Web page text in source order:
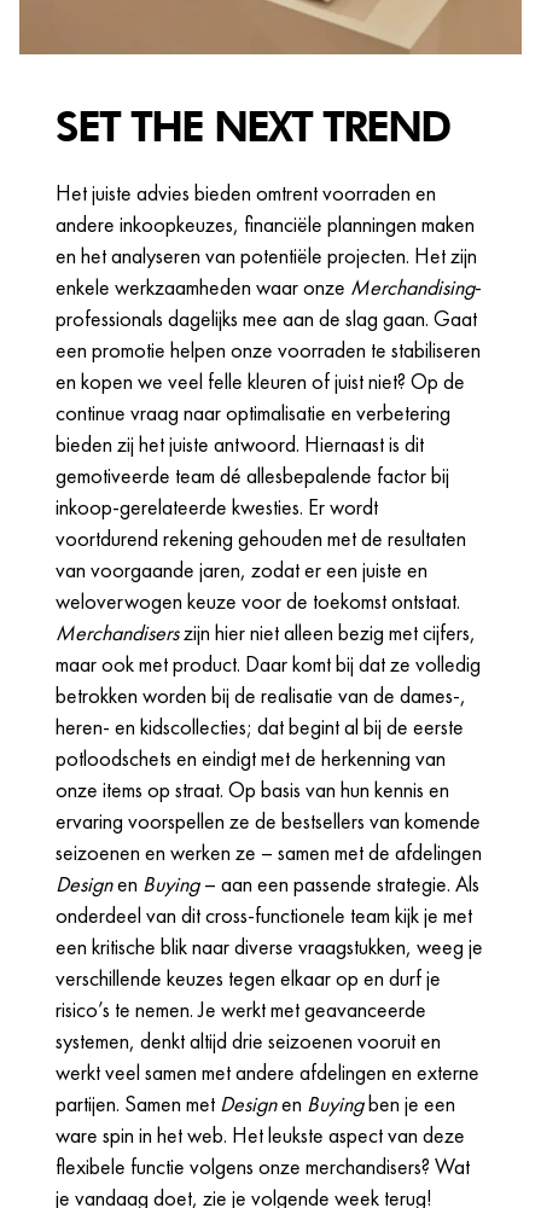
SET THE NEXT TREND
Het juiste advies bieden omtrent voorraden en
andere inkoopkeuzes, financiële planningen maken
en het analyseren van potentiële projecten. Het zijn
enkele werkzaamheden waar onze Merchandising-
professionals dagelijks mee aan de slag gaan. Gaat
een promotie helpen onze voorraden te stabiliseren
en kopen we veel felle kleuren of juist niet? Op de
continue vraag naar optimalisatie en verbetering
bieden zij het juiste antwoord. Hiernaast is dit
gemotiveerde team dé allesbepalende factor bij
inkoop-gerelateerde kwesties. Er wordt
voortdurend rekening gehouden met de resultaten
van voorgaande jaren, zodat er een juiste en
weloverwogen keuze voor de toekomst ontstaat.
Merchandiserszijn hier niet alleen bezig met cijfers,
maar ook met product. Daar komt bij dat ze volledig
betrokken worden bij de realisatie van de dames-,
heren- en kidscollecties; dat begint al bij de eerste
potloodschets en eindigt met de herkenning van
onze items op straat. Op basis van hun kennis en
ervaring voorspellen ze de bestsellers van komende
seizoenen en werken ze – samen met de afdelingen
Designen Buying– aan een passende strategie. Als
onderdeel van dit cross-functionele team kijk je met
een kritische blik naar diverse vraagstukken, weeg je
verschillende keuzes tegen elkaar op en durf je
risico’s te nemen. Je werkt met geavanceerde
systemen, denkt altijd drie seizoenen vooruit en
werkt veel samen met andere afdelingen en externe
partijen. Samen met Designen Buyingben je een
ware spin in het web. Het leukste aspect van deze
flexibele functie volgens onze merchandisers? Wat
je vandaag doet, zie je volgende week terug!